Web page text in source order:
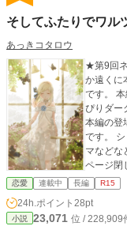
そしてふたりでワル
あっきコタロウ
★第9回ネ
か遠くに
です。 本編：王道（定番）の古典恋愛風ストーリー。ちょっ
ぴりダー
本編の登
です。
マなどなど、
ページ閉
す。 検索用：そして二人でワルツを ※この作品は、他サイ
トにも投
恋愛 連載中 長編 R15
24h.ポイント 28pt
小説 23,071 位 / 228,909